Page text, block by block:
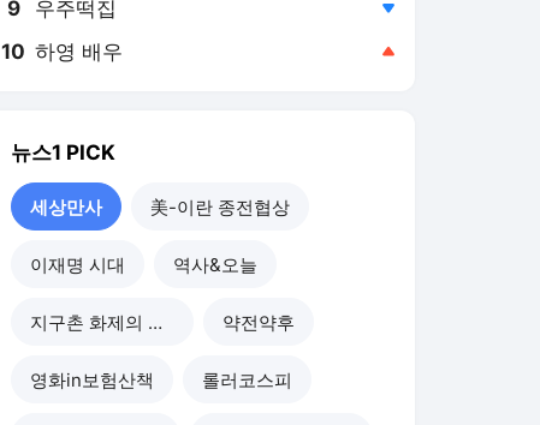
9 우주떡집
10 하영 배우
뉴스1 PICK
세상만사 美-이란 종전협상
이재명 시대 역사&오늘
지구촌 화제의 뉴스 약전약후
영화in보험산책 롤러코스피